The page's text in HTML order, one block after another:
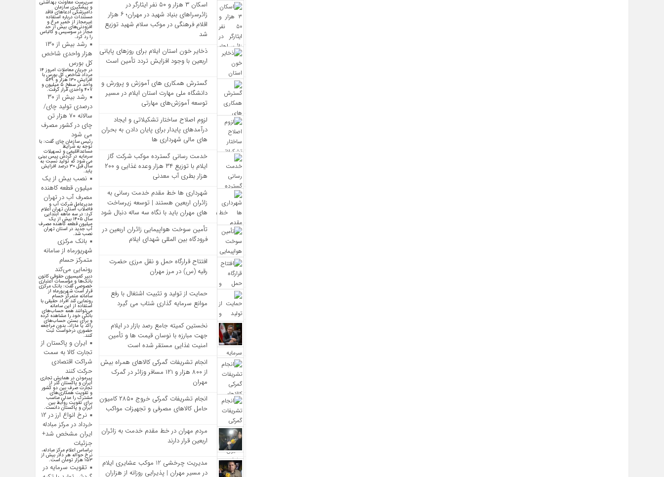
اسکان ۳ هزار و ۵۰ نفر ایثارگر در
زائرسراهای بنیاد شهید در مهران؛ ۶ هزار
اقلام فرهنگی در موکب سلام شهید توزیع
شد
ذخایر خون استان ایلام برای روزهای پایانی
اربعین با وجود افزایش تردد تأمین است
گسترش همکاری‌ های آموزش و پرورش و
دانشگاه ملی مهارت استان ایلام در مسیر
توسعه آموزش‌های مهارتی
لزوم اصلاح ساختار تشکیلاتی و ایجاد
درآمدهای پایدار برای پایان دادن به بحران‌
های مالی شهرداری‌ ها
خدمت رسانی گسترده موکب شرکت گاز
ایلام با توزیع ۳۴ هزار وعده غذایی و ۲۰۰
هزار بطری آب معدنی
شهرداری‌ ها خط مقدم خدمت ‌رسانی به
زائران اربعین هستند | توسعه زیرساخت
‌های مهران باید با نگاه سه‌ ساله دنبال شود
تأمین سوخت هواپیمایی زائران اربعین در
فرودگاه بین المللی شهدای ایلام
افتتاح قرارگاه حمل‌ و نقل مرزی حضرت
رقیه (س) در مرز مهران
حمایت از تولید و تثبیت اشتغال با رفع
موانع سرمایه‌ گذاری شتاب می‌ گیرد
نخستین کمیته جامع رصد بازار در ایلام
جهت مبارزه با نوسان قیمت‌ ها و تأمین
امنیت غذایی مستقر شده است
انجام تشریفات گمرکی کالاهای همراه بیش
از ۸۰۰ هزار و ۱۲۱ مسافر وزائر در گمرک
مهران
انجام تشریفات گمرکی خروج ۲۸۵۰ کامیون
حامل کالاهای مصرفی و تجهیزات مواکب
مردم مهران در خط مقدم خدمت به زائران
اربعین قرار دارند
مدیریت چرخشی 12 موکب‌ عشایری ایلام
در مسیر مهران | پذیرایی روزانه از هزاران
سرپرست معاونت بهداشتی
و پیشگیری سازمان
دامپزشکی ادعاهای فاقد
مستندات درباره استفاده
غیرمجاز از خمیر مرغ و
افزودنی‌های بیش از حد
مجاز در سوسیس و کالباس
را رد کرد.
رشد بیش از ۱۳۰
هزار واحدی شاخص
کل بورس
در جریان معاملات امروز ۱۴
مرداد شاخص کل بورس با
افزایش ۱۳۰ هزار و ۵۴۹
واحد در سطح ۵ میلیون و
۴۰۷ واحدی قرار گرفت.
رشد بیش از ۳۰
درصدی تولید چای/
سالانه ۷۰ هزار تن
چای در کشور مصرف
می شود
رئیس سازمان چای گفت: با
توجه به شرایط
مساعداقلیمی و تسهیلات
سرمایه در گردش پیس بینی
می شود که تولید نسبت به
سال قبل ۳۰ درصد افزایش
یابد.
نصب بیش از یک
میلیون قطعه کاهنده
مصرف آب در تهران
مدیرعامل شرکت آب و
فاضلاب استان تهران اعلام
کرد: در سه ماهه ابتدایی
سال ۱۴۰۵ بیش از یک
میلیون قطعه کاهنده مصرف
آب جدید در استان تهران
نصب شد.
بانک مرکزی
شهریورماه از سامانه
متمرکز حسام
رونمایی می‌کند
دبیر کمیسیون حقوقی کانون
بانک‌ها و مؤسسات اعتباری
خصوصی گفت: بانک مرکزی
قرار است شهریورماه از
سامانه متمرکز حسام
رونمایی کند افراد حقیقی با
استفاده از این سامانه
می‌توانند همه حساب‌های
بانکی خود را مشاهده کرده
و برای بستن حساب‌های
راکد یا مازاد، بدون مراجعه
حضوری درخواست ثبت
کنند.
ایران و پاکستان از
تجارت کالا به سمت
شراکت اقتصادی
حرکت کنند
پیرموذن در همایش تجاری
ایران و پاکستان گذر از
تجارت صرف بین دو کشور
و تقویت همکاری‌های
مشترک را مدلی مناسب
برای تقویت روابط بین
ایران و پاکستان دانست.
نرخ انواع ارز در ۱۲
خرداد در مرکز مبادله
ایران مشخص شد+
جزئیات
براساس اعلام مرکز مبادله،
نرخ حواله هر دلار بیش از
۱۵۳ هزار تومان است.
تقویت سرمایه در